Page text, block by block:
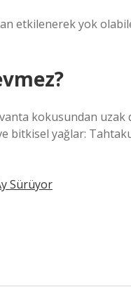
etkilenerek yok
kokusundan uzak
bitkisel yağlar:
Sürüyor